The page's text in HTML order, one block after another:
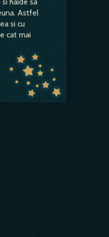
Astfel
si cu
cat mai